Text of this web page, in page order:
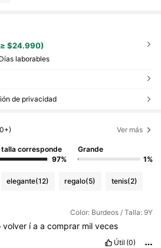
$24.990)
laborables
de privacidad
Ver más
talla corresponde
97%
Grande
1%
elegante(12) regalo(5) tenis(2)
Color: Burdeos / Talla: 9Y
volver ía a comprar mil veces
Útil (0)